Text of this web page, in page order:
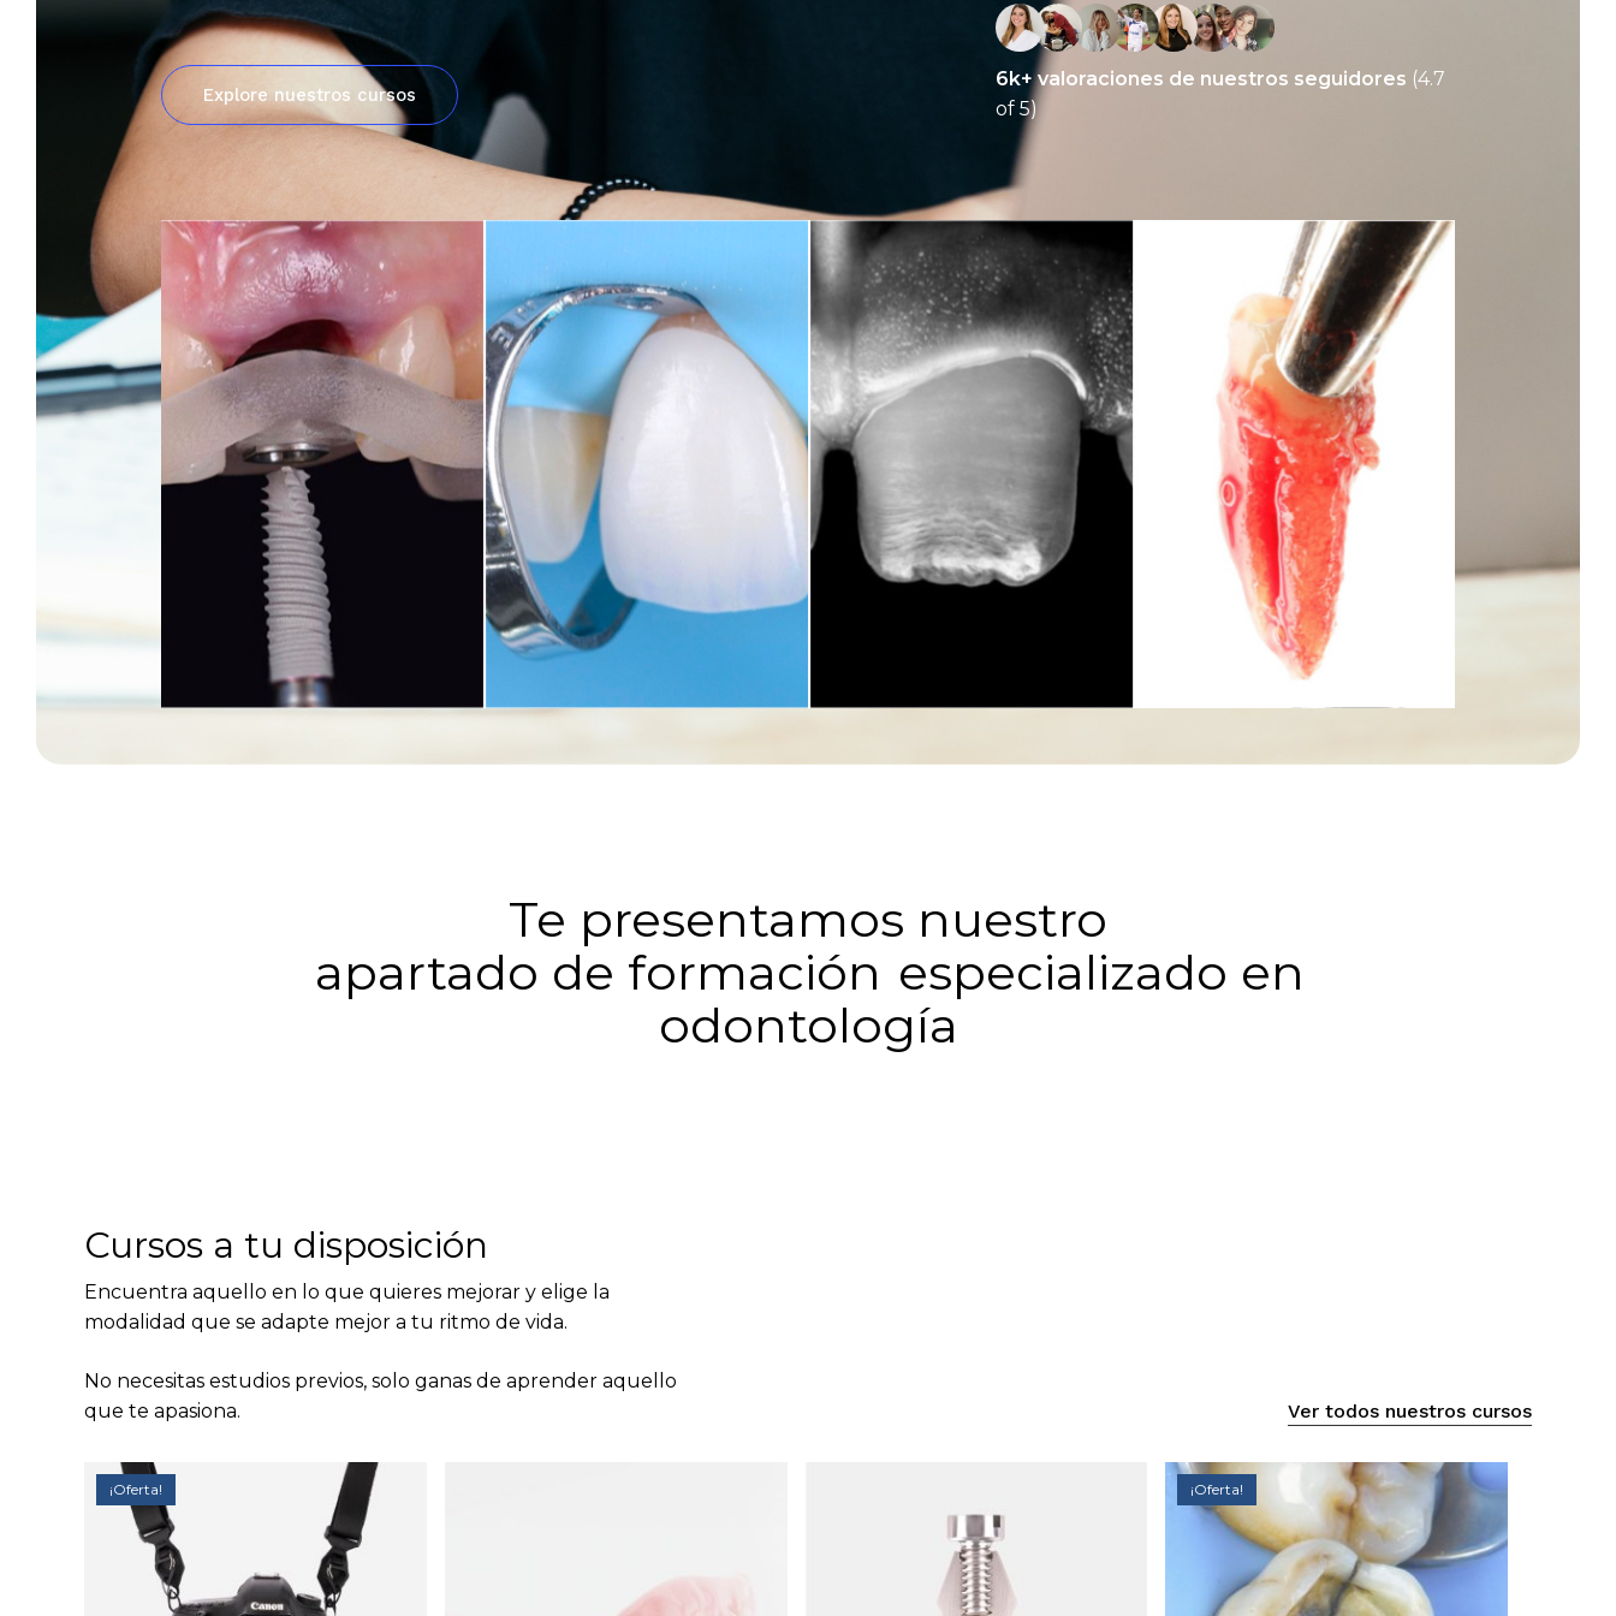
Explore nuestros cursos
6k+ valoraciones de nuestros seguidores (4.7
of 5)
Te presentamos nuestro
apartado de formación especializado en
odontología
Cursos a tu disposición
Encuentra aquello en lo que quieres mejorar y elige la
modalidad que se adapte mejor a tu ritmo de vida.
No necesitas estudios previos, solo ganas de aprender aquello
que te apasiona.
Ver todos nuestros cursos
¡Oferta! ¡Oferta!